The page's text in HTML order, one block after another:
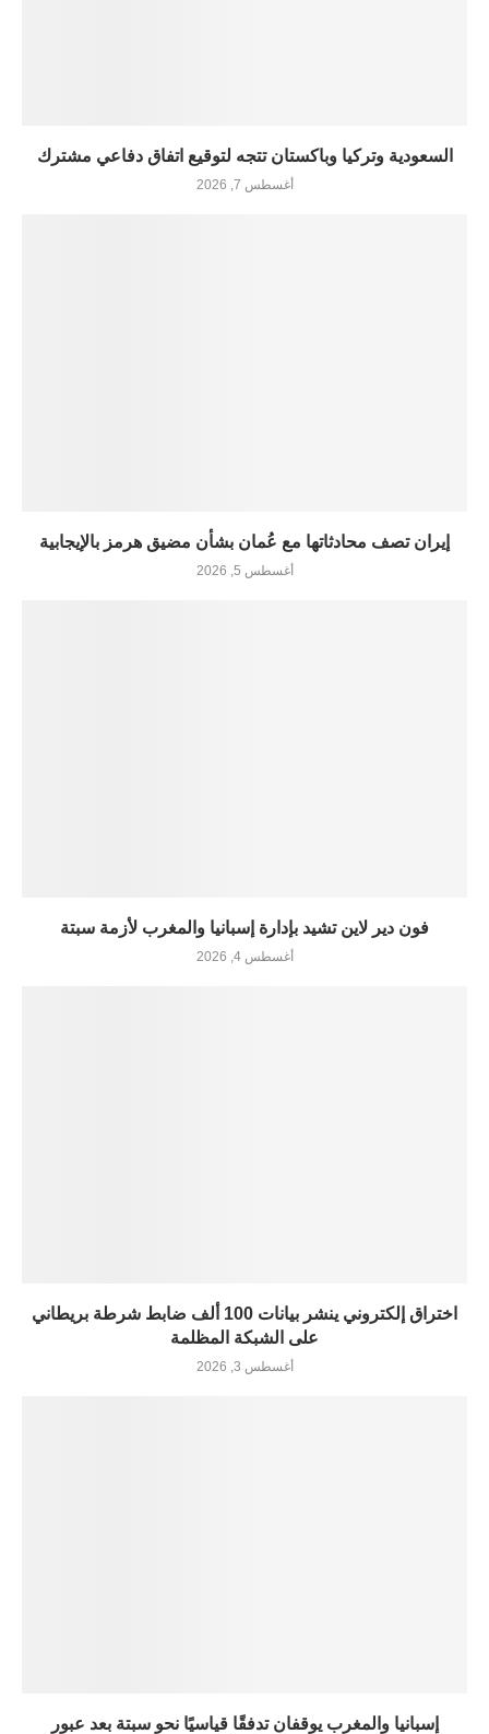
السعودية وتركيا وباكستان تتجه لتوقيع اتفاق دفاعي مشترك
أغسطس 7, 2026
إيران تصف محادثاتها مع عُمان بشأن مضيق هرمز بالإيجابية
أغسطس 5, 2026
فون دير لاين تشيد بإدارة إسبانيا والمغرب لأزمة سبتة
أغسطس 4, 2026
اختراق إلكتروني ينشر بيانات 100 ألف ضابط شرطة بريطاني
على الشبكة المظلمة
أغسطس 3, 2026
إسبانيا والمغرب يوقفان تدفقًا قياسيًا نحو سبتة بعد عبور